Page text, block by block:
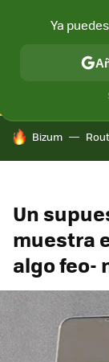
CONECTIVIDAD
HOY SE HABLA
Bizum
Un
muestra
algo feo-
Ya